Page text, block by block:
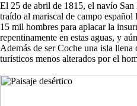
El 25 de abril de 1815, el navío San
traído al mariscal de campo
15 mil hombres para aplacar la
repentinamente en estas aguas, y
Además de ser Coche una isla llena
turísticos menos alterados por el